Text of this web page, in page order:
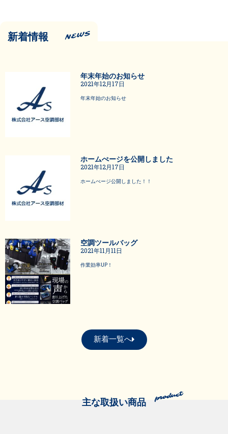
新着情報
年末年始のお知らせ
2021年12月17日
年末年始のお知らせ
ホームぺージを公開しました
2021年12月17日
ホームぺージ公開しました！！
空調ツールバッグ
2021年11月11日
作業効率UP！
新着一覧へ
主な取扱い商品